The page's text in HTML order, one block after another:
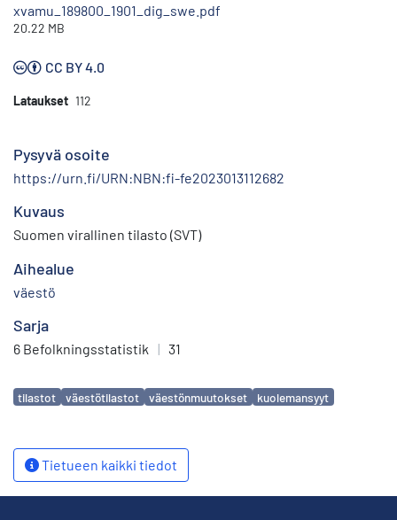
xvamu_189800_1901_dig_swe.pdf
20.22 MB
CC BY 4.0
Lataukset 112
Pysyvä osoite
https://urn.fi/URN:NBN:fi-fe2023013112682
Kuvaus
Suomen virallinen tilasto (SVT)
Aihealue
väestö
Sarja
6 Befolkningsstatistik | 31
Avainsanat
tilastot väestötilastot väestönmuutokset kuolemansyyt
Tietueen kaikki tiedot